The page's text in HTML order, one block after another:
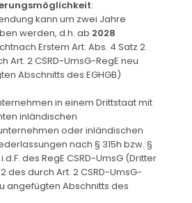
:
kann um zwei Jahre
werden, d.h. ab 2028
Erstem Art. Abs. 4 Satz 2
Art. 2 CSRD-UmsG-RegE neu
Abschnitts des EGHGB)
in einem Drittstaat mit
inländischen
oder inländischen
nach § 315h bzw. §
i.d.F. des RegE CSRD-UmsG (Dritter
des durch Art. 2 CSRD-UmsG-
angefügten Abschnitts des